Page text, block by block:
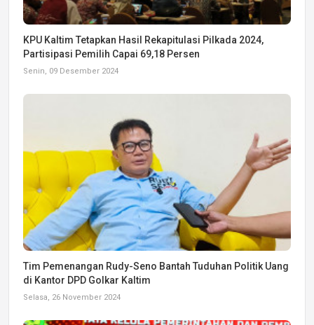
KPU Kaltim Tetapkan Hasil Rekapitulasi Pilkada 2024,
Partisipasi Pemilih Capai 69,18 Persen
Senin, 09 Desember 2024
Tim Pemenangan Rudy-Seno Bantah Tuduhan Politik Uang
di Kantor DPD Golkar Kaltim
Selasa, 26 November 2024